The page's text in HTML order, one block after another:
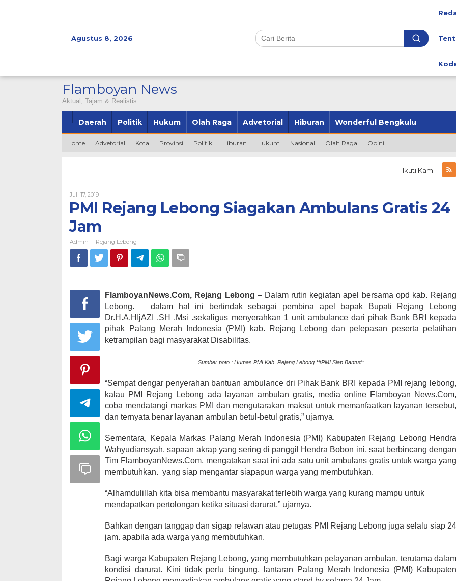
Agustus 8, 2026
Flamboyan News
Aktual, Tajam & Realistis
Daerah Politik Hukum Olah Raga Advetorial Hiburan Wonderful Bengkulu
Home Advetorial Kota Provinsi Politik Hiburan Hukum Nasional Olah Raga Opini
Ikuti Kami
Juli 17, 2019Oleh
Admin
PMI Rejang Lebong Siagakan Ambulans Gratis 24
Jam
Admin - Rejang Lebong
FlamboyanNews.Com, Rejang Lebong – Dalam rutin kegiatan apel bersama opd kab. Rejang
Lebong. dalam hal ini bertindak sebagai pembina apel bapak Bupati Rejang Lebong
Dr.H.A.HIjAZI .SH .Msi .sekaligus menyerahkan 1 unit ambulance dari pihak Bank BRI kepada
pihak Palang Merah Indonesia (PMI) kab. Rejang Lebong dan pelepasan peserta pelatihan
ketrampilan bagi masyarakat Disabilitas.
Sumber poto : Humas PMI Kab. Rejang Lebong *#PMI Siap Bantu#*
“Sempat dengar penyerahan bantuan ambulance dri Pihak Bank BRI kepada PMI rejang lebong,
kalau PMI Rejang Lebong ada layanan ambulan gratis, media online Flamboyan News.Com,
coba mendatangi markas PMI dan mengutarakan maksut untuk memanfaatkan layanan tersebut,
dan ternyata benar layanan ambulan betul-betul gratis,” ujarnya.
Sementara, Kepala Markas Palang Merah Indonesia (PMI) Kabupaten Rejang Lebong Hendra
Wahyudiansyah. sapaan akrap yang sering di panggil Hendra Bobon ini, saat berbincang dengan
Tim FlamboyanNews.Com, mengatakan saat ini ada satu unit ambulans gratis untuk warga yang
membutuhkan. yang siap mengantar siapapun warga yang membutuhkan.
“Alhamdulillah kita bisa membantu masyarakat terlebih warga yang kurang mampu untuk
mendapatkan pertolongan ketika situasi darurat,” ujarnya.
Bahkan dengan tanggap dan sigap relawan atau petugas PMI Rejang Lebong juga selalu siap 24
jam. apabila ada warga yang membutuhkan.
Bagi warga Kabupaten Rejang Lebong, yang membutuhkan pelayanan ambulan, terutama dalam
kondisi darurat. Kini tidak perlu bingung, lantaran Palang Merah Indonesia (PMI) Kabupaten